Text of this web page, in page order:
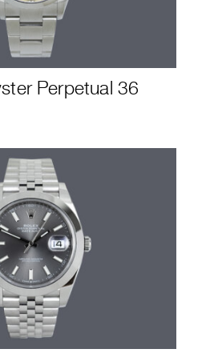
Perpetual 36